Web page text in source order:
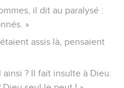
il dit au paralysé :
»
assis là, pensaient
? Il fait insulte à Dieu.